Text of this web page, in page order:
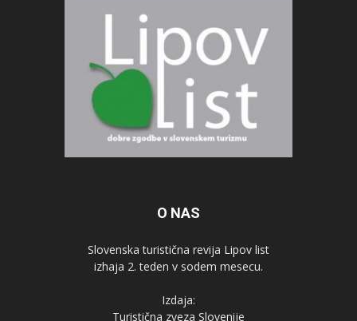
O NAS
Slovenska turistična revija Lipov list
izhaja 2. teden v sodem mesecu.
Izdaja:
Turistična zveza Slovenije